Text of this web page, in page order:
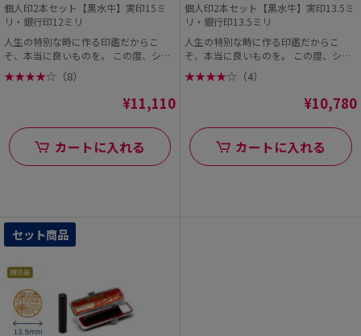
個人印2本セット【黒水牛】実印15ミ
リ・銀行印12ミリ
人生の特別な時に作る印鑑だからこ
そ、本当に良いものを。 この度、シヤ
チハタオフィシャル...
★★★★☆ （8）
¥11,110
カートに入れる
個人印2本セット【黒水牛】実印13.5ミ
リ・銀行印13.5ミリ
人生の特別な時に作る印鑑だからこ
そ、本当に良いものを。 この度、シヤ
チハタオフィシャル...
★★★★☆ （4）
¥10,780
カートに入れる
セット商品